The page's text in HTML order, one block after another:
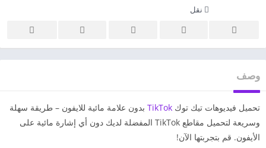
نقل
وصف
تحميل فيديوهات تيك توك TikTok بدون علامة مائية للايفون – طريقة سهلة
وسريعة لتحميل مقاطع TikTok المفضلة لديك دون أي إشارة مائية على
الأيفون. قم بتجربتها الآن!